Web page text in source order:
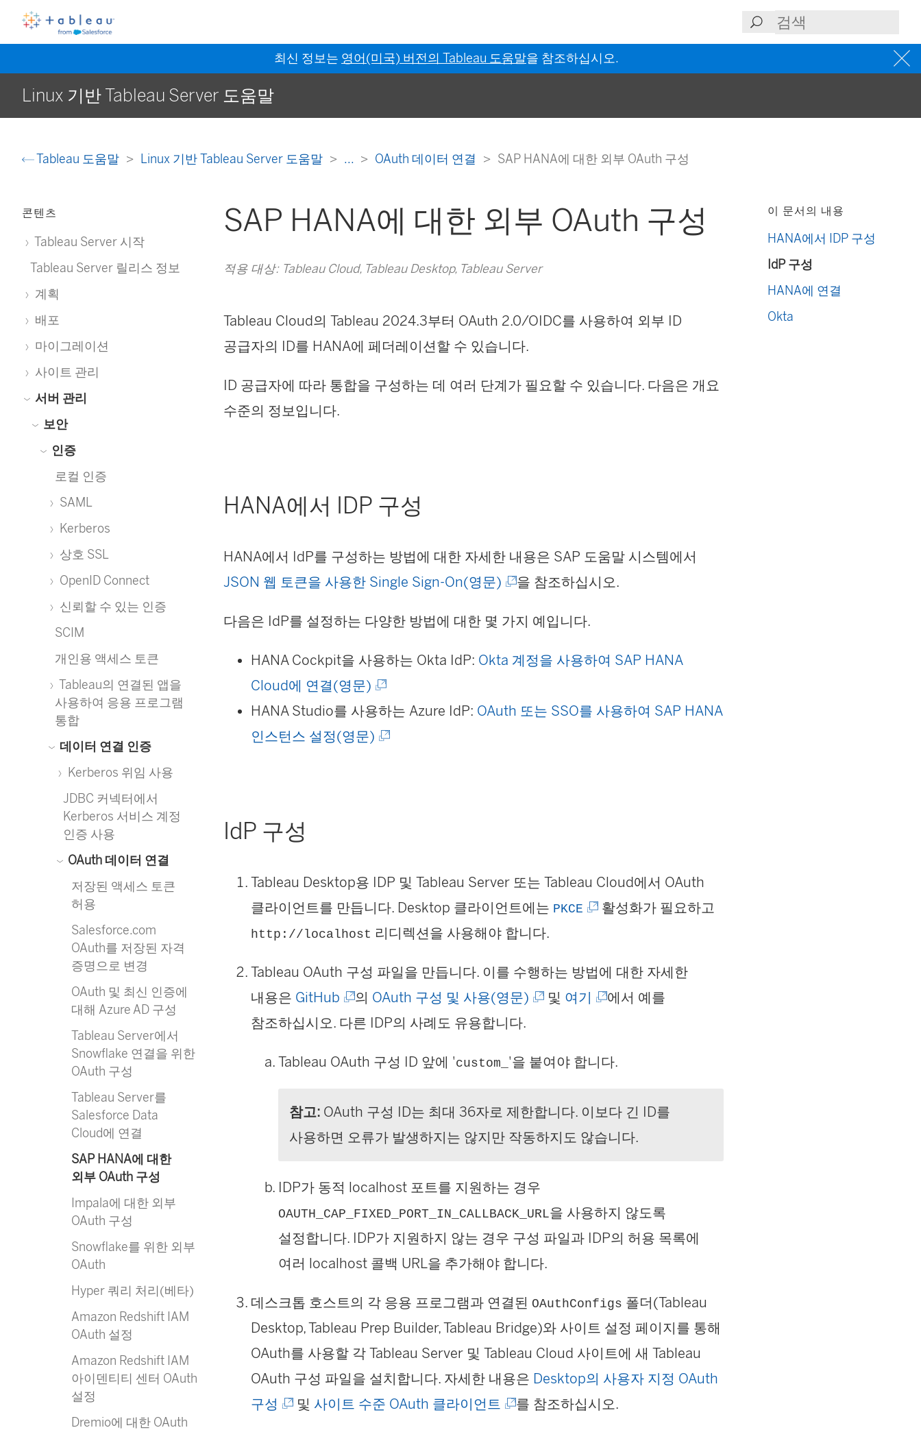
최신 정보는 영어(미국) 버전의 Tableau 도움말을 참조하십시오.
Linux 기반 Tableau Server 도움말
Tableau 도움말 Linux 기반 Tableau Server 도움말 ... OAuth 데이터 연결 SAP HANA에 대한 외부 OAuth 구성
콘텐츠
Tableau Server 시작
Tableau Server 릴리스 정보
계획
배포
마이그레이션
사이트 관리
서버 관리
보안
인증
로컬 인증
SAML
Kerberos
상호 SSL
OpenID Connect
신뢰할 수 있는 인증
SCIM
개인용 액세스 토큰
Tableau의 연결된 앱을
사용하여 응용 프로그램
통합
데이터 연결 인증
Kerberos 위임 사용
JDBC 커넥터에서
Kerberos 서비스 계정
인증 사용
OAuth 데이터 연결
저장된 액세스 토큰
허용
Salesforce.com
OAuth를 저장된 자격
증명으로 변경
OAuth 및 최신 인증에
대해 Azure AD 구성
Tableau Server에서
Snowflake 연결을 위한
OAuth 구성
Tableau Server를
Salesforce Data
Cloud에 연결
SAP HANA에 대한
외부 OAuth 구성
Impala에 대한 외부
OAuth 구성
Snowflake를 위한 외부
OAuth
Hyper 쿼리 처리(베타)
Amazon Redshift IAM
OAuth 설정
Amazon Redshift IAM
아이덴티티 센터 OAuth
설정
Dremio에 대한 OAuth
SAP HANA에 대한 외부 OAuth 구성
적용 대상: Tableau Cloud, Tableau Desktop, Tableau Server
Tableau Cloud의 Tableau 2024.3부터 OAuth 2.0/OIDC를 사용하여 외부 ID
공급자의 ID를 HANA에 페더레이션할 수 있습니다.
ID 공급자에 따라 통합을 구성하는 데 여러 단계가 필요할 수 있습니다. 다음은 개요
수준의 정보입니다.
HANA에서 IDP 구성
HANA에서 IdP를 구성하는 방법에 대한 자세한 내용은 SAP 도움말 시스템에서
JSON 웹 토큰을 사용한 Single Sign-On(영문) (
크
가
창
을 참조하십시오.
다음은 IdP를 설정하는 다양한 방법에 대한 몇 가지 예입니다.
HANA Cockpit을 사용하는 Okta IdP: Okta 계정을 사용하여 SAP HANA
Cloud에 연결(영문) (
링
크
열
림
)
HANA Studio를 사용하는 Azure IdP: OAuth 또는 SSO를 사용하여 SAP HANA
인스턴스 설정(영문) (
에
서
열
림
)
IdP 구성
Tableau Desktop용 IDP 및 Tableau Server 또는 Tableau Cloud에서 OAuth
클라이언트를 만듭니다. Desktop 클라이언트에는 PKCE (
가
새
에
열
림
활성화가 필요하고
http://localhost 리디렉션을 사용해야 합니다.
Tableau OAuth 구성 파일을 만듭니다. 이를 수행하는 방법에 대한 자세한
내용은 GitHub (
링
에
열
)
의 OAuth 구성 및 사용(영문) (
가
창
에
열
)
및 여기 (
가
창
에
림
에서 예를
참조하십시오. 다른 IDP의 사례도 유용합니다.
Tableau OAuth 구성 ID 앞에 'custom_ '을 붙여야 합니다.
참고: OAuth 구성 ID는 최대 36자로 제한합니다. 이보다 긴 ID를
사용하면 오류가 발생하지는 않지만 작동하지도 않습니다.
IDP가 동적 localhost 포트를 지원하는 경우
OAUTH_CAP_FIXED_PORT_IN_CALLBACK_URL을 사용하지 않도록
설정합니다. IDP가 지원하지 않는 경우 구성 파일과 IDP의 허용 목록에
여러 localhost 콜백 URL을 추가해야 합니다.
데스크톱 호스트의 각 응용 프로그램과 연결된 OAuthConfigs 폴더(Tableau
Desktop, Tableau Prep Builder, Tableau Bridge)와 사이트 설정 페이지를 통해
OAuth를 사용할 각 Tableau Server 및 Tableau Cloud 사이트에 새 Tableau
OAuth 구성 파일을 설치합니다. 자세한 내용은 Desktop의 사용자 지정 OAuth
구성 (
및 사이트 수준 OAuth 클라이언트 (
를 참조하십시오.
이 문서의 내용
HANA에서 IDP 구성
IdP 구성
HANA에 연결
Okta